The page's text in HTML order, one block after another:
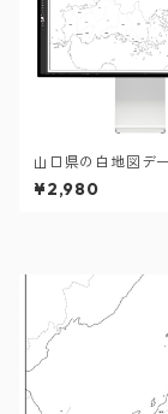
山口県の白地図デ
ァイル）
¥2,980